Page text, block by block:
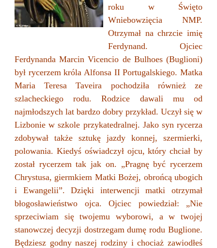
roku w Święto
Wniebowzięcia NMP.
Otrzymał na chrzcie imię
Ferdynand. Ojciec
Ferdynanda Marcin Vicencio de Bulhoes (Buglioni)
był rycerzem króla Alfonsa II Portugalskiego. Matka
Maria Teresa Taveira pochodziła również ze
szlacheckiego rodu. Rodzice dawali mu od
najmłodszych lat bardzo dobry przykład. Uczył się w
Lizbonie w szkole przykatedralnej. Jako syn rycerza
zdobywał także sztukę jazdy konnej, szermierki,
polowania. Kiedyś oświadczył ojcu, który chciał by
został rycerzem tak jak on. „Pragnę być rycerzem
Chrystusa, giermkiem Matki Bożej, obrońcą ubogich
i Ewangelii”. Dzięki interwencji matki otrzymał
błogosławieństwo ojca. Ojciec powiedział: „Nie
sprzeciwiam się twojemu wyborowi, a w twojej
stanowczej decyzji dostrzegam dumę rodu Buglione.
Będziesz godny naszej rodziny i chociaż zawiodłeś